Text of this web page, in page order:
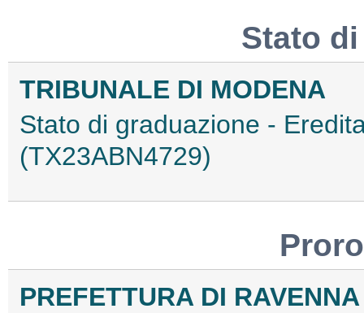
Stato
TRIBUNALE DI MODENA
Stato di graduazione -
(TX23ABN4729)
PREFETTURA DI RAVENNA